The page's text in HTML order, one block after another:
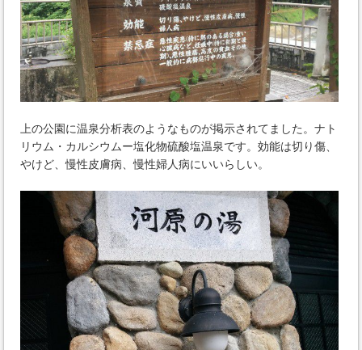
上の公園に温泉分析表のようなものが掲示されてました。ナト
リウム・カルシウムー塩化物硫酸塩温泉です。効能は切り傷、
やけど、慢性皮膚病、慢性婦人病にいいらしい。